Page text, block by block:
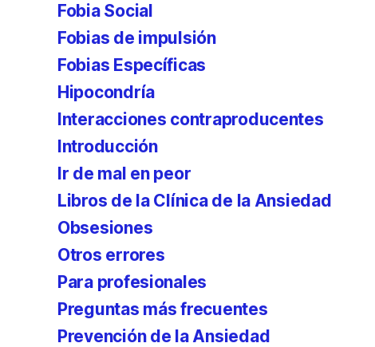
Fobia Social
Fobias de impulsión
Fobias Específicas
Hipocondría
Interacciones contraproducentes
Introducción
Ir de mal en peor
Libros de la Clínica de la Ansiedad
Obsesiones
Otros errores
Para profesionales
Preguntas más frecuentes
Prevención de la Ansiedad